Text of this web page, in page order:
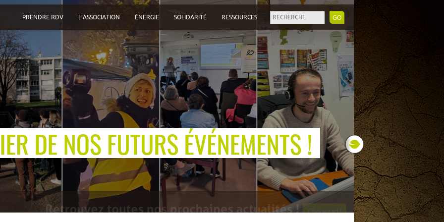
PRENDRE RDV L’ASSOCIATION ÉNERGIE SOLIDARITÉ RESSOURCES
Next